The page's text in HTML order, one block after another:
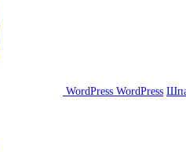
WordPress WordPress